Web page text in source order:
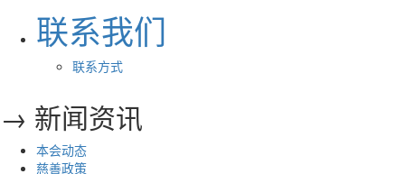
联系我们
联系方式
→ 新闻资讯
本会动态
慈善政策